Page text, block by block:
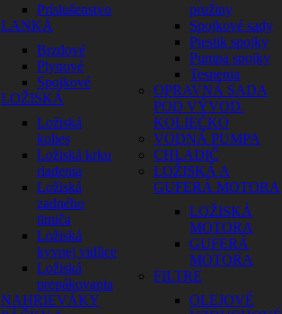
Príslušenstvo
LANKÁ
Brzdové
Plynové
Spojkové
LOŽISKÁ
Ložiská
kolies
Ložiská krku
riadenia
Ložiská
zadného
tlmiča
Ložiská
kyvnej vidlice
Ložiská
prepákovania
NAHRIEVÁKY
pružiny
Spojkové sady
Piestik spojky
Pumpa spojky
Tesnenia
OPRAVNÁ SADA
POD VÝVOD.
KOLIEČKO
VODNÁ PUMPA
CHLADIČ
LOŽISKÁ A
GUFERÁ MOTORA
LOŽISKÁ
MOTORA
GUFERÁ
MOTORA
FILTRE
OLEJOVÉ